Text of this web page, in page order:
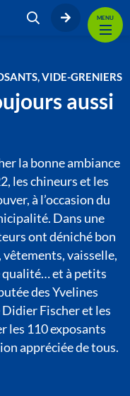
MENU
VIDE-GRENIERS
aussi
la bonne ambiance
les chineurs et les
à l’occasion du
Dans une
ont déniché bon
vêtements, vaisselle,
qualité… et à petits
des Yvelines
Fischer et les
les 110 exposants
appréciée de tous.